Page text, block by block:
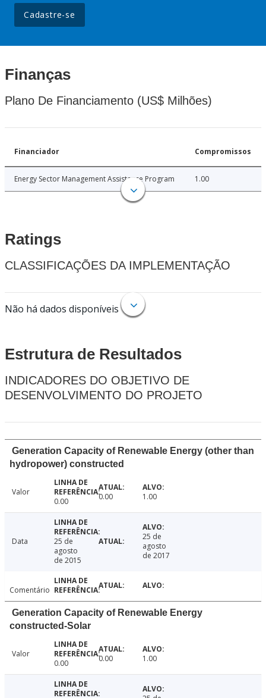
Cadastre-se
Finanças
Plano De Financiamento (US$ Milhões)
Financiador Compromissos
Energy Sector Management Assistance Program 1.00
Ratings
CLASSIFICAÇÕES DA IMPLEMENTAÇÃO
Não há dados disponíveis
Estrutura de Resultados
INDICADORES DO OBJETIVO DE
DESENVOLVIMENTO DO PROJETO
Generation Capacity of Renewable Energy (other than
hydropower) constructed
Valor
0.00
0.00 1.00
Data
25 de
agosto
de 2015
25 de
agosto
de 2017
Comentário
Generation Capacity of Renewable Energy
constructed-Solar
Valor
0.00
0.00 1.00